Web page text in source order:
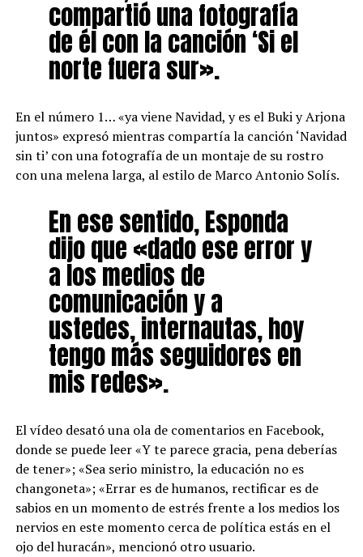
compartió una fotografía
de él con la canción ‘Si el
norte fuera sur».
En el número 1… «ya viene Navidad, y es el Buki y Arjona
juntos» expresó mientras compartía la canción ‘Navidad
sin ti’ con una fotografía de un montaje de su rostro
con una melena larga, al estilo de Marco Antonio Solís.
En ese sentido, Esponda
dijo que «dado ese error y
a los medios de
comunicación y a
ustedes, internautas, hoy
tengo más seguidores en
mis redes».
El vídeo desató una ola de comentarios en Facebook,
donde se puede leer «Y te parece gracia, pena deberías
de tener»; «Sea serio ministro, la educación no es
changoneta»; «Errar es de humanos, rectificar es de
sabios en un momento de estrés frente a los medios los
nervios en este momento cerca de política estás en el
ojo del huracán», mencionó otro usuario.